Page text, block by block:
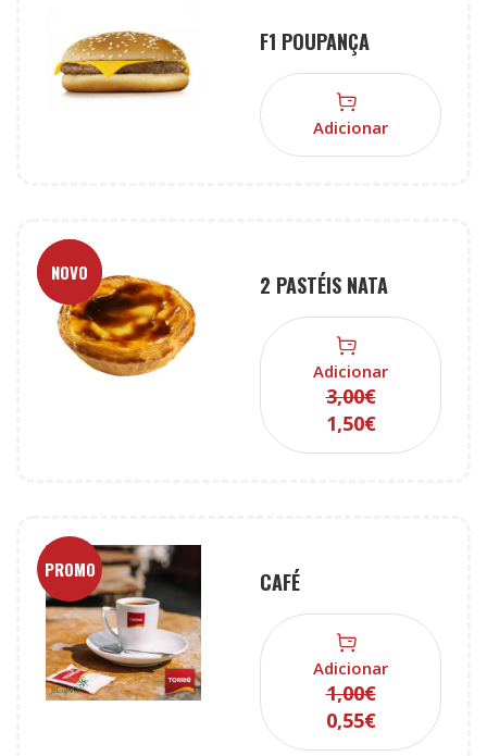
F1 POUPANÇA
Adicionar
PROMO
NOVO 2 PASTÉIS NATA
Adicionar
3,00€
1,50€
PROMO CAFÉ
Adicionar
1,00€
0,55€